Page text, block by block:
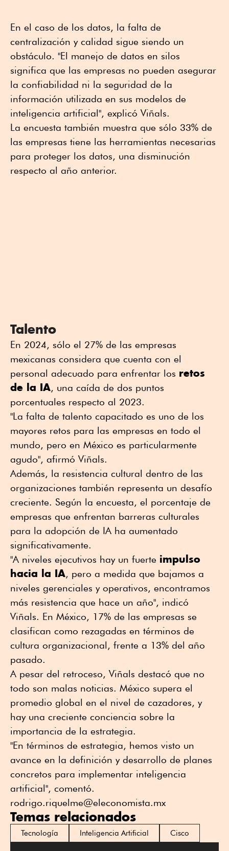
En el caso de los datos, la falta de
centralización y calidad sigue siendo un
obstáculo. "El manejo de datos en silos
significa que las empresas no pueden asegurar
la confiabilidad ni la seguridad de la
información utilizada en sus modelos de
inteligencia artificial", explicó Viñals.
La encuesta también muestra que sólo 33% de
las empresas tiene las herramientas necesarias
para proteger los datos, una disminución
respecto al año anterior.
Talento
En 2024, sólo el 27% de las empresas
mexicanas considera que cuenta con el
personal adecuado para enfrentar los retos
de la IA, una caída de dos puntos
porcentuales respecto al 2023.
"La falta de talento capacitado es uno de los
mayores retos para las empresas en todo el
mundo, pero en México es particularmente
agudo", afirmó Viñals.
Además, la resistencia cultural dentro de las
organizaciones también representa un desafío
creciente. Según la encuesta, el porcentaje de
empresas que enfrentan barreras culturales
para la adopción de IA ha aumentado
significativamente.
"A niveles ejecutivos hay un fuerte impulso
hacia la IA, pero a medida que bajamos a
niveles gerenciales y operativos, encontramos
más resistencia que hace un año", indicó
Viñals. En México, 17% de las empresas se
clasifican como rezagadas en términos de
cultura organizacional, frente a 13% del año
pasado.
A pesar del retroceso, Viñals destacó que no
todo son malas noticias. México supera el
promedio global en el nivel de cazadores, y
hay una creciente conciencia sobre la
importancia de la estrategia.
"En términos de estrategia, hemos visto un
avance en la definición y desarrollo de planes
concretos para implementar inteligencia
artificial", comentó.
rodrigo.riquelme@eleconomista.mx
Temas relacionados
Tecnología Inteligencia Artificial Cisco